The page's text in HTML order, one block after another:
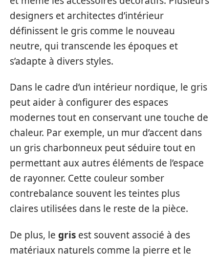
designers et architectes d’intérieur
définissent le gris comme le nouveau
neutre, qui transcende les époques et
s’adapte à divers styles.
Dans le cadre d’un intérieur nordique, le gris
peut aider à configurer des espaces
modernes tout en conservant une touche de
chaleur. Par exemple, un mur d’accent dans
un gris charbonneux peut séduire tout en
permettant aux autres éléments de l’espace
de rayonner. Cette couleur somber
contrebalance souvent les teintes plus
claires utilisées dans le reste de la pièce.
De plus, le gris est souvent associé à des
matériaux naturels comme la pierre et le